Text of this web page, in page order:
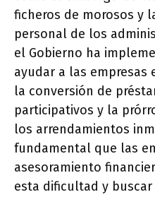
ficheros de morosos y
personal de los
el Gobierno ha
ayudar a las empresas
la conversión de
participativos y la
los arrendamientos
fundamental que las
asesoramiento
esta dificultad y